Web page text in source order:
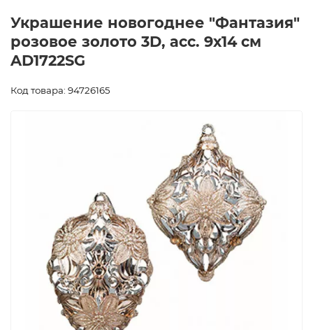
Украшение новогоднее "Фантазия"
розовое золото 3D, асс. 9х14 см
AD1722SG
Код товара: 94726165